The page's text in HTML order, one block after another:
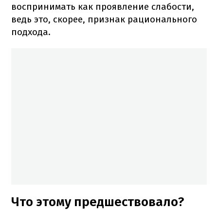
воспринимать как проявление слабости,
ведь это, скорее, признак рационального
подхода.
Что этому предшествовало?